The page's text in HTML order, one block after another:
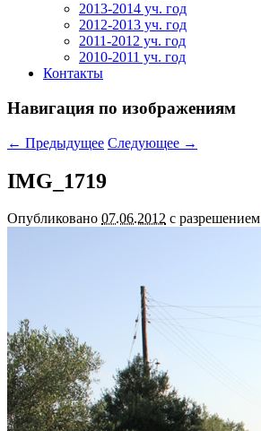
2013-2014 уч. год
2012-2013 уч. год
2011-2012 уч. год
2010-2011 уч. год
Контакты
Навигация по изображениям
← Предыдущее Следующее →
IMG_1719
Опубликовано 07.06.2012 с разрешением